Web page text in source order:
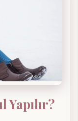
Yapılır?